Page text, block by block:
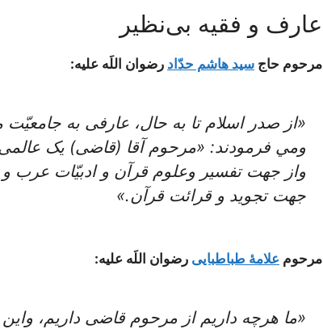
عارف و فقیه بی‌نظیر
مرحوم حاج سید هاشم حدّاد رضوان اللَه علیه:
«از صدر اسلام تا به حال، عارفی به
ومي فرمودند: «مرحوم‌ آقا (قاضی) یک‌
واز جهت‌ تفسیر وعلوم‌ قرآن‌ و ادبیّات‌ عرب‌
جهت‌ تجوید و قرائت‌ قرآن‌.»
مرحوم علامۀ طباطبایی رضوان اللَه علیه:
«ما هرچه داریم از مرحوم قاضی داریم،